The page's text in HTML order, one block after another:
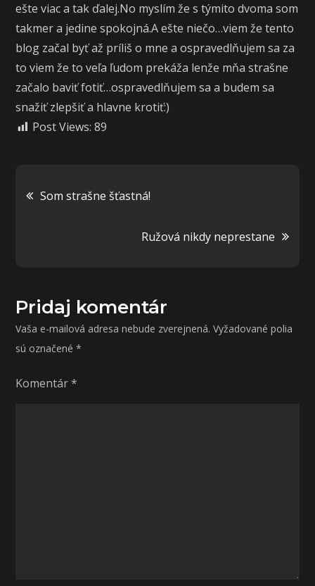
ešte viac a tak ďalej.No myslím že s týmito dvoma som
takmer a jedine spokojná.A ešte niečo…viem že tento
blog začal byť až príliš o mne a ospravedlňujem sa za
to viem že to veľa ľudom prekáža lenže mňa strašne
začalo baviť fotiť…ospravedlňujem sa a budem sa
snažiť zlepšiť a hlavne krotiť:)
Post Views: 89
Navigácia
Som strašne šťastná!
Ružová nikdy neprestane
Pridaj komentár
Vaša e-mailová adresa nebude zverejnená. Vyžadované polia
sú označené*
Komentár*